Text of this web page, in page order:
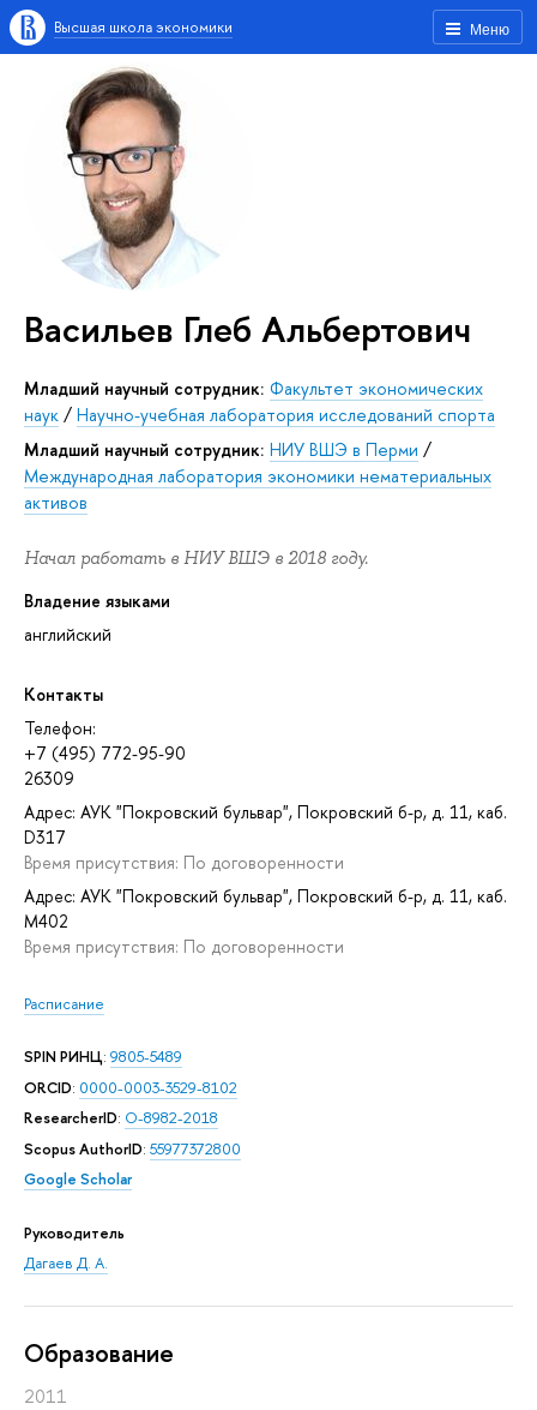
Меню
Высшая школа экономики
Васильев Глеб Альбертович
Младший научный сотрудник: Факультет экономических
наук / Научно-учебная лаборатория исследований спорта
Младший научный сотрудник: НИУ ВШЭ в Перми /
Международная лаборатория экономики нематериальных
активов
Начал работать в НИУ ВШЭ в 2018 году.
Владение языками
английский
Контакты
Телефон:
+7 (495) 772-95-90
26309
Адрес: АУК "Покровский бульвар", Покровский б-р, д. 11, каб.
D317
Время присутствия: По договоренности
Адрес: АУК "Покровский бульвар", Покровский б-р, д. 11, каб.
M402
Время присутствия: По договоренности
Расписание
SPIN РИНЦ: 9805-5489
ORCID: 0000-0003-3529-8102
ResearcherID: O-8982-2018
Scopus AuthorID: 55977372800
Google Scholar
Руководитель
Дагаев Д. А.
Oбразование
2011